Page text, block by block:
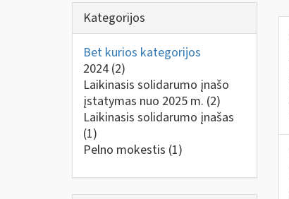
Kategorijos
Bet kurios kategorijos
2024 (2)
Laikinasis solidarumo įnašo
įstatymas nuo 2025 m. (2)
Laikinasis solidarumo įnašas
(1)
Pelno mokestis (1)